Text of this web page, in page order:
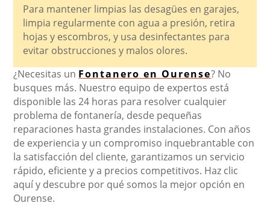
Para mantener limpias las desagües en garajes,
limpia regularmente con agua a presión, retira
hojas y escombros, y usa desinfectantes para
evitar obstrucciones y malos olores.
¿Necesitas un Fontanero en Ourense? No
busques más. Nuestro equipo de expertos está
disponible las 24 horas para resolver cualquier
problema de fontanería, desde pequeñas
reparaciones hasta grandes instalaciones. Con años
de experiencia y un compromiso inquebrantable con
la satisfacción del cliente, garantizamos un servicio
rápido, eficiente y a precios competitivos. Haz clic
aquí y descubre por qué somos la mejor opción en
Ourense.